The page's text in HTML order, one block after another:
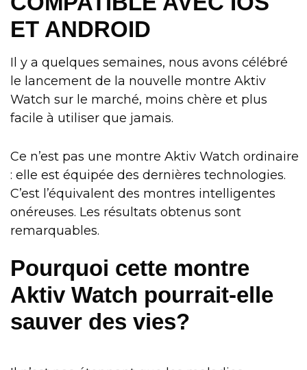
ET ANDROID
Il y a quelques semaines, nous avons célébré
le lancement de la nouvelle montre Aktiv
Watch sur le marché, moins chère et plus
facile à utiliser que jamais.
Ce n’est pas une montre Aktiv Watch ordinaire
: elle est équipée des dernières technologies.
C’est l’équivalent des montres intelligentes
onéreuses. Les résultats obtenus sont
remarquables.
Pourquoi cette montre
Aktiv Watch pourrait-elle
sauver des vies?